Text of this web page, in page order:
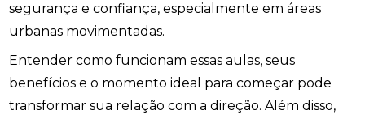
segurança e confiança, especialmente em áreas
urbanas movimentadas.
Entender como funcionam essas aulas, seus
benefícios e o momento ideal para começar pode
transformar sua relação com a direção. Além disso,